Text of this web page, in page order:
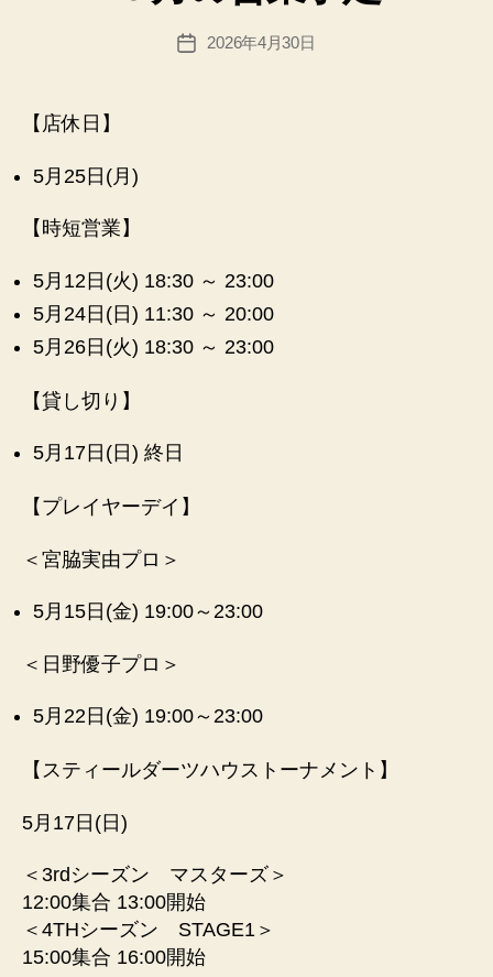
投
稿
@
投
2026年4月30日
【店休日】
5月25日(月)
【時短営業】
5月12日(火) 18:30 ～ 23:00
5月24日(日) 11:30 ～ 20:00
5月26日(火) 18:30 ～ 23:00
【貸し切り】
5月17日(日) 終日
【プレイヤーデイ】
＜宮脇実由プロ＞
5月15日(金) 19:00～23:00
＜日野優子プロ＞
5月22日(金) 19:00～23:00
【スティールダーツハウストーナメント】
5月17日(日)
＜3rdシーズン マスターズ＞
12:00集合 13:00開始
＜4THシーズン STAGE1＞
15:00集合 16:00開始